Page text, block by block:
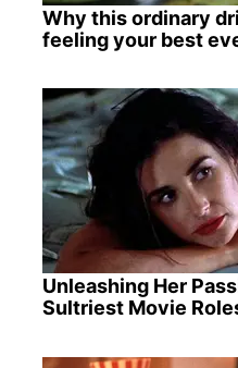
Why this ordinary
feeling your best
Unleashing Her
Sultriest Movie